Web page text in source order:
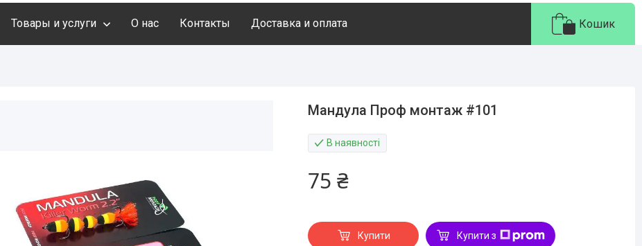
Товары и услуги О нас Контакты Доставка и оплата Кошик
Мандула Проф монтаж #101
В наявності
75 ₴
Купити Купити з